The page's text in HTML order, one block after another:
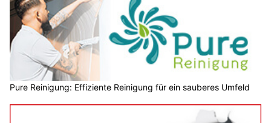
Pure Reinigung: Effiziente Reinigung für ein sauberes Umfeld